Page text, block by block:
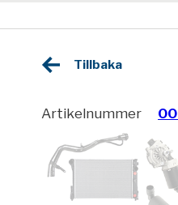
Tillbaka
Artikelnummer